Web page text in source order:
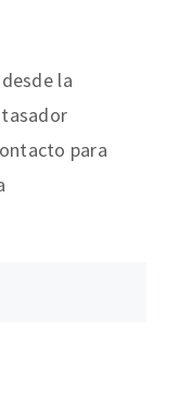
la
para